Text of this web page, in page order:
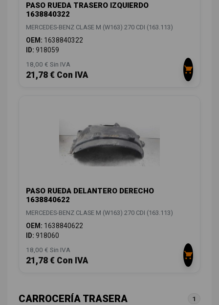
PASO RUEDA TRASERO IZQUIERDO
1638840322
MERCEDES-BENZ CLASE M (W163) 270 CDI (163.113)
OEM: 1638840322
ID: 918059
18,00 € Sin IVA
21,78 € Con IVA
PASO RUEDA DELANTERO DERECHO
1638840622
MERCEDES-BENZ CLASE M (W163) 270 CDI (163.113)
OEM: 1638840622
ID: 918060
18,00 € Sin IVA
21,78 € Con IVA
CARROCERÍA TRASERA 1